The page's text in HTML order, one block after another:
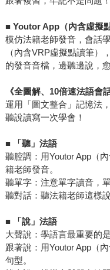
■ Youtor App（內含虛擬
模仿法籍老師發音，會話
（內含VRP虛擬點讀筆）
的發音音檔，邊聽邊說，
《全圖解、10倍速法語會
運用「圖文整合」記憶法
聽說讀寫一次學會！
■
「聽」法語
聽腔調：用Youtor App（
籍老師發音。
聽單字：注意單字讀音，
聽對話：聽法籍老師這樣
■
「說」法語
大聲說：學語言最重要的
跟著說：用Youtor App（
句型。